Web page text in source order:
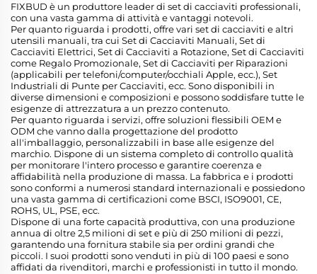
FIXBUD è un produttore leader di set di cacciaviti professionali,
con una vasta gamma di attività e vantaggi notevoli.
Per quanto riguarda i prodotti, offre vari set di cacciaviti e altri
utensili manuali, tra cui Set di Cacciaviti Manuali, Set di
Cacciaviti Elettrici, Set di Cacciaviti a Rotazione, Set di Cacciaviti
come Regalo Promozionale, Set di Cacciaviti per Riparazioni
(applicabili per telefoni/computer/occhiali Apple, ecc.), Set
Industriali di Punte per Cacciaviti, ecc. Sono disponibili in
diverse dimensioni e composizioni e possono soddisfare tutte le
esigenze di attrezzatura a un prezzo contenuto.
Per quanto riguarda i servizi, offre soluzioni flessibili OEM e
ODM che vanno dalla progettazione del prodotto
all'imballaggio, personalizzabili in base alle esigenze del
marchio. Dispone di un sistema completo di controllo qualità
per monitorare l'intero processo e garantire coerenza e
affidabilità nella produzione di massa. La fabbrica e i prodotti
sono conformi a numerosi standard internazionali e possiedono
una vasta gamma di certificazioni come BSCI, ISO9001, CE,
ROHS, UL, PSE, ecc.
Dispone di una forte capacità produttiva, con una produzione
annua di oltre 2,5 milioni di set e più di 250 milioni di pezzi,
garantendo una fornitura stabile sia per ordini grandi che
piccoli. I suoi prodotti sono venduti in più di 100 paesi e sono
affidati da rivenditori, marchi e professionisti in tutto il mondo.